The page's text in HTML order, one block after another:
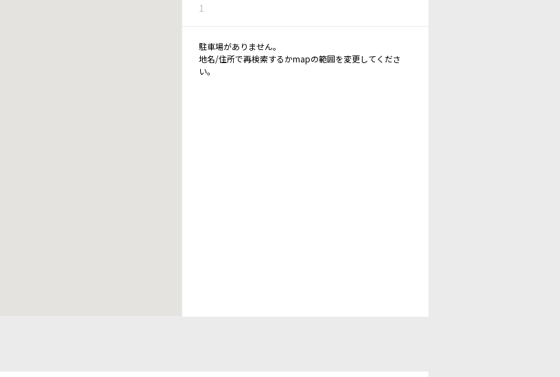
1
駐車場がありません。
地名/住所で再検索するかmapの範囲を変更してくださ
い。